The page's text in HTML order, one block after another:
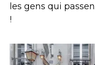
les gens qui
!